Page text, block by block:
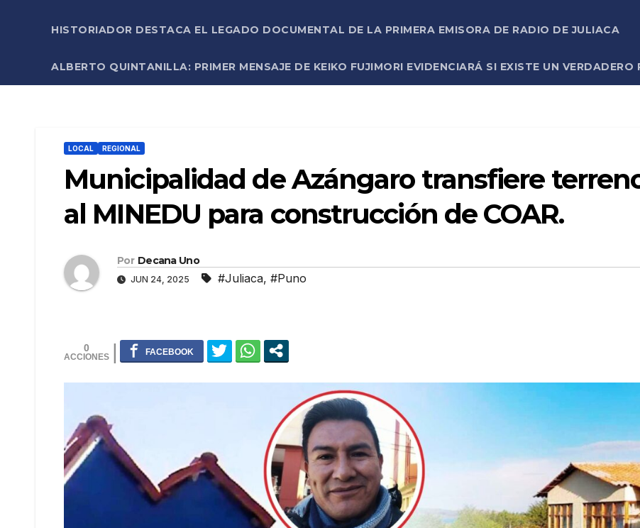
HISTORIADOR DESTACA EL LEGADO DOCUMENTAL DE LA PRIMERA EMISORA DE RADIO DE JULIACA
ALBERTO QUINTANILLA: PRIMER MENSAJE DE KEIKO FUJIMORI EVIDENCIARÁ SI EXISTE UN VERDADERO
LOCAL REGIONAL
Municipalidad de Azángaro transfiere
al MINEDU para construcción de COAR.
Por Decana Uno
JUN 24, 2025 #Juliaca, #Puno
0